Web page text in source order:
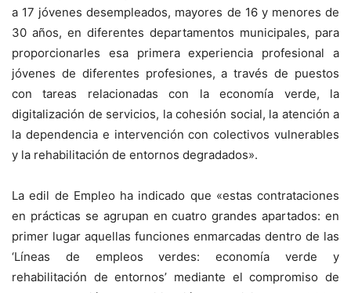
a 17 jóvenes desempleados, mayores de 16 y menores de
30 años, en diferentes departamentos municipales, para
proporcionarles esa primera experiencia profesional a
jóvenes de diferentes profesiones, a través de puestos
con tareas relacionadas con la economía verde, la
digitalización de servicios, la cohesión social, la atención a
la dependencia e intervención con colectivos vulnerables
y la rehabilitación de entornos degradados».
La edil de Empleo ha indicado que «estas contrataciones
en prácticas se agrupan en cuatro grandes apartados: en
primer lugar aquellas funciones enmarcadas dentro de las
‘Líneas de empleos verdes: economía verde y
rehabilitación de entornos’ mediante el compromiso de